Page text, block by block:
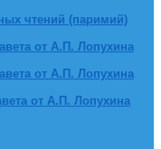
чтений (паримий)
от А.П. Лопухина
от А.П. Лопухина
от А.П. Лопухина